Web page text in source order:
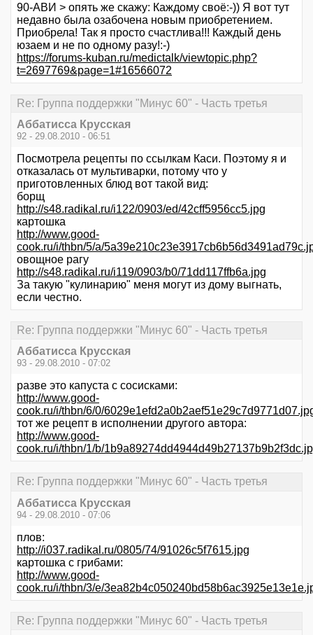
90-АВИ > опять же скажу: Каждому своё:-)) Я вот тут
недавно была озабочена новым приобретением.
Приобрела! Так я просто счастлива!!! Каждый день
юзаем и не по одному разу!:-)
https://forums-kuban.ru/medictalk/viewtopic.php?
t=2697769&page=1#16566072
Re: Группа поддержки "Минус 60" - Часть третья
Аббатисса Крусская
92 - 29.08.2010 - 06:51
Посмотрела рецепты по ссылкам Каси. Поэтому я и
отказалась от мультиварки, потому что у
приготовленных блюд вот такой вид:
борщ
http://s48.radikal.ru/i122/0903/ed/42cff5956cc5.jpg
картошка
http://www.good-
cook.ru/i/thbn/5/a/
овощное рагу
http://s48.radikal.ru/i119/0903/b0/71dd117ffb6a.jpg
За такую "кулинарию" меня могут из дому выгнать,
если честно.
Re: Группа поддержки "Минус 60" - Часть третья
Аббатисса Крусская
93 - 29.08.2010 - 07:02
разве это капуста с сосисками:
http://www.good-
cook.ru/i/thbn/6/0/
тот же рецепт в исполнении другого автора:
http://www.good-
cook.ru/i/thbn/1/b/
Re: Группа поддержки "Минус 60" - Часть третья
Аббатисса Крусская
94 - 29.08.2010 - 07:06
плов:
http://i037.radikal.ru/0805/74/91026c5f7615.jpg
картошка с грибами:
http://www.good-
cook.ru/i/thbn/3/e/
Re: Группа поддержки "Минус 60" - Часть третья